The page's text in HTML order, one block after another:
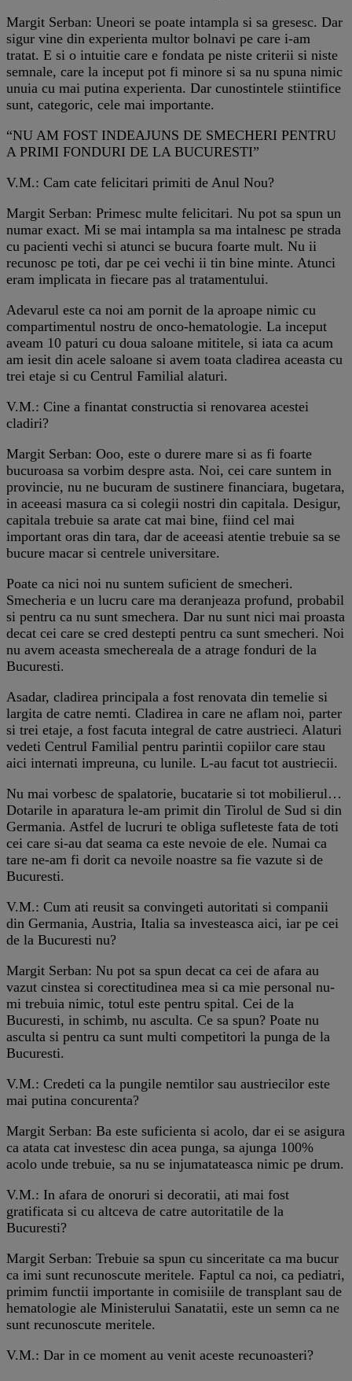
Margit Serban: Uneori se poate intampla si sa gresesc. Dar
sigur vine din experienta multor bolnavi pe care i-am
tratat. E si o intuitie care e fondata pe niste criterii si niste
semnale, care la inceput pot fi minore si sa nu spuna nimic
unuia cu mai putina experienta. Dar cunostintele stiintifice
sunt, categoric, cele mai importante.
“NU AM FOST INDEAJUNS DE SMECHERI PENTRU
A PRIMI FONDURI DE LA BUCURESTI”
V.M.: Cam cate felicitari primiti de Anul Nou?
Margit Serban: Primesc multe felicitari. Nu pot sa spun un
numar exact. Mi se mai intampla sa ma intalnesc pe strada
cu pacienti vechi si atunci se bucura foarte mult. Nu ii
recunosc pe toti, dar pe cei vechi ii tin bine minte. Atunci
eram implicata in fiecare pas al tratamentului.
Adevarul este ca noi am pornit de la aproape nimic cu
compartimentul nostru de onco-hematologie. La inceput
aveam 10 paturi cu doua saloane mititele, si iata ca acum
am iesit din acele saloane si avem toata cladirea aceasta cu
trei etaje si cu Centrul Familial alaturi.
V.M.: Cine a finantat constructia si renovarea acestei
cladiri?
Margit Serban: Ooo, este o durere mare si as fi foarte
bucuroasa sa vorbim despre asta. Noi, cei care suntem in
provincie, nu ne bucuram de sustinere financiara, bugetara,
in aceeasi masura ca si colegii nostri din capitala. Desigur,
capitala trebuie sa arate cat mai bine, fiind cel mai
important oras din tara, dar de aceeasi atentie trebuie sa se
bucure macar si centrele universitare.
Poate ca nici noi nu suntem suficient de smecheri.
Smecheria e un lucru care ma deranjeaza profund, probabil
si pentru ca nu sunt smechera. Dar nu sunt nici mai proasta
decat cei care se cred destepti pentru ca sunt smecheri. Noi
nu avem aceasta smechereala de a atrage fonduri de la
Bucuresti.
Asadar, cladirea principala a fost renovata din temelie si
largita de catre nemti. Cladirea in care ne aflam noi, parter
si trei etaje, a fost facuta integral de catre austrieci. Alaturi
vedeti Centrul Familial pentru parintii copiilor care stau
aici internati impreuna, cu lunile. L-au facut tot austriecii.
Nu mai vorbesc de spalatorie, bucatarie si tot mobilierul…
Dotarile in aparatura le-am primit din Tirolul de Sud si din
Germania. Astfel de lucruri te obliga sufleteste fata de toti
cei care si-au dat seama ca este nevoie de ele. Numai ca
tare ne-am fi dorit ca nevoile noastre sa fie vazute si de
Bucuresti.
V.M.: Cum ati reusit sa convingeti autoritati si companii
din Germania, Austria, Italia sa investeasca aici, iar pe cei
de la Bucuresti nu?
Margit Serban: Nu pot sa spun decat ca cei de afara au
vazut cinstea si corectitudinea mea si ca mie personal nu-
mi trebuia nimic, totul este pentru spital. Cei de la
Bucuresti, in schimb, nu asculta. Ce sa spun? Poate nu
asculta si pentru ca sunt multi competitori la punga de la
Bucuresti.
V.M.: Credeti ca la pungile nemtilor sau austriecilor este
mai putina concurenta?
Margit Serban: Ba este suficienta si acolo, dar ei se asigura
ca atata cat investesc din acea punga, sa ajunga 100%
acolo unde trebuie, sa nu se injumatateasca nimic pe drum.
V.M.: In afara de onoruri si decoratii, ati mai fost
gratificata si cu altceva de catre autoritatile de la
Bucuresti?
Margit Serban: Trebuie sa spun cu sinceritate ca ma bucur
ca imi sunt recunoscute meritele. Faptul ca noi, ca pediatri,
primim functii importante in comisiile de transplant sau de
hematologie ale Ministerului Sanatatii, este un semn ca ne
sunt recunoscute meritele.
V.M.: Dar in ce moment au venit aceste recunoasteri?